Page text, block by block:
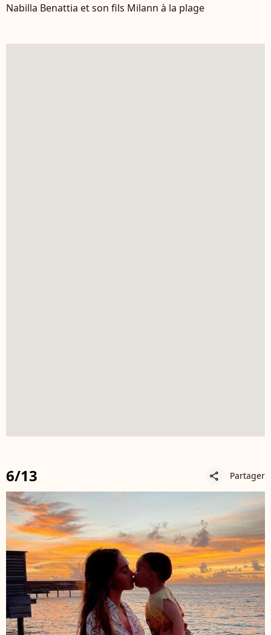
Nabilla Benattia et son fils Milann à la plage
6/13 share Partager